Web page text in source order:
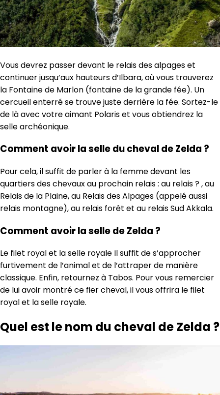
Vous devrez passer devant le relais des alpages et
continuer jusqu’aux hauteurs d’Ilbara, où vous trouverez
la Fontaine de Marlon (fontaine de la grande fée). Un
cercueil enterré se trouve juste derrière la fée. Sortez-le
de là avec votre aimant Polaris et vous obtiendrez la
selle archéonique.
Comment avoir la selle du cheval de Zelda ?
Pour cela, il suffit de parler à la femme devant les
quartiers des chevaux au prochain relais : au relais ? , au
Relais de la Plaine, au Relais des Alpages (appelé aussi
relais montagne), au relais forêt et au relais Sud Akkala.
Comment avoir la selle de Zelda ?
Le filet royal et la selle royale Il suffit de s’approcher
furtivement de l’animal et de l’attraper de manière
classique. Enfin, retournez à Tabos. Pour vous remercier
de lui avoir montré ce fier cheval, il vous offrira le filet
royal et la selle royale.
Quel est le nom du cheval de Zelda ?